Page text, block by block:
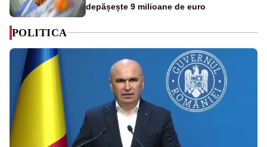
depășește 9 milioane de euro
POLITICA